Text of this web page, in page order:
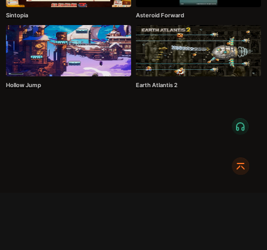
Sintopia Asteroid Forward
Hollow Jump Earth Atlantis 2